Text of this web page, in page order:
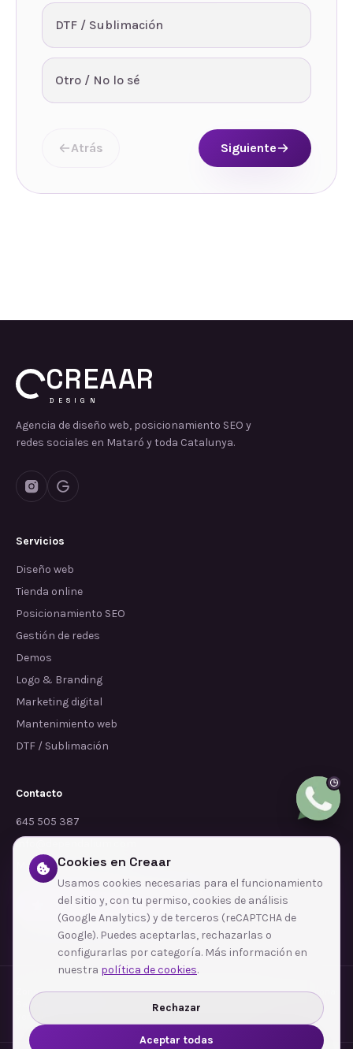
DTF / Sublimación
Otro / No lo sé
Atrás Siguiente
CREAAR
DESIGN
Agencia de diseño web, posicionamiento SEO y
redes sociales en Mataró y toda Catalunya.
Servicios
Diseño web
Tienda online
Posicionamiento SEO
Gestión de redes
Demos
Logo & Branding
Marketing digital
Mantenimiento web
DTF / Sublimación
Contacto
645 505 387
info@dependalium.com
Mataró (Barcelona)
Déjanos tu reseña en Google
Zonas de cobertura·Barcelona·L'Hospitalet de Llobregat·Terrassa·Badalona
Sabadell
Santa Coloma de Gramenet
Ver todas las zonas →
Cookies en Creaar
Usamos cookies necesarias para el funcionamiento
del sitio y, con tu permiso, cookies de análisis
(Google Analytics) y de terceros (reCAPTCHA de
Google). Puedes aceptarlas, rechazarlas o
configurarlas por categoría. Más información en
nuestra política de cookies.
Rechazar
Aceptar todas